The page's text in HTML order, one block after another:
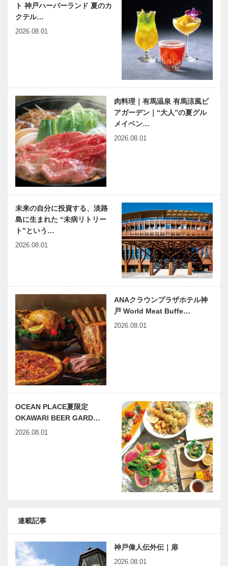
ト 神戸ハーバーランド 夏のカ
クテル…
2026.08.01
肉料理｜有馬温泉 有馬涼風ビ
アガーデン｜“大人”の夏グル
メイベン…
2026.08.01
未来の自分に投資する、淡路
島に生まれた “未病リトリー
ト”という…
2026.08.01
ANAクラウンプラザホテル神
戸 World Meat Buffe…
2026.08.01
OCEAN PLACE夏限定
OKAWARI BEER GARD…
2026.08.01
連載記事
神戸偉人伝外伝｜扉
2026.08.01